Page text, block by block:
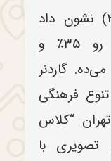
سازمان همکاری اقتصادی (۲۰۲۴) نشون داد
تبادل جهانی، همدلی فرهنگی رو ۳۵٪ و
افزایش می‌ده. گاردنر
تنوع فرهنگی
“کلاس
با